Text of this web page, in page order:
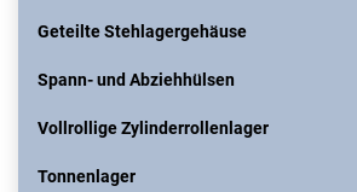
Geteilte Stehlagergehäuse
Spann- und Abziehhülsen
Vollrollige Zylinderrollenlager
Tonnenlager